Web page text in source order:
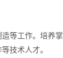
等工作。培养掌
技术人才。